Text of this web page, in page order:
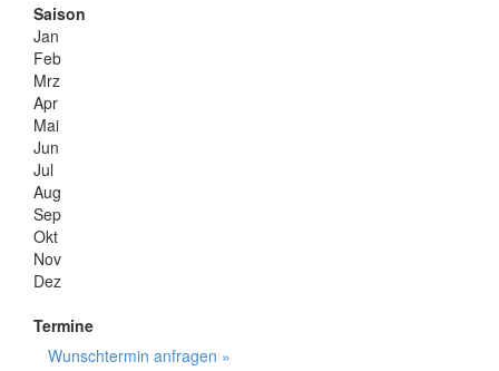
Saison
Jan
Feb
Mrz
Apr
Mai
Jun
Jul
Aug
Sep
Okt
Nov
Dez
Termine
Wunschtermin anfragen »